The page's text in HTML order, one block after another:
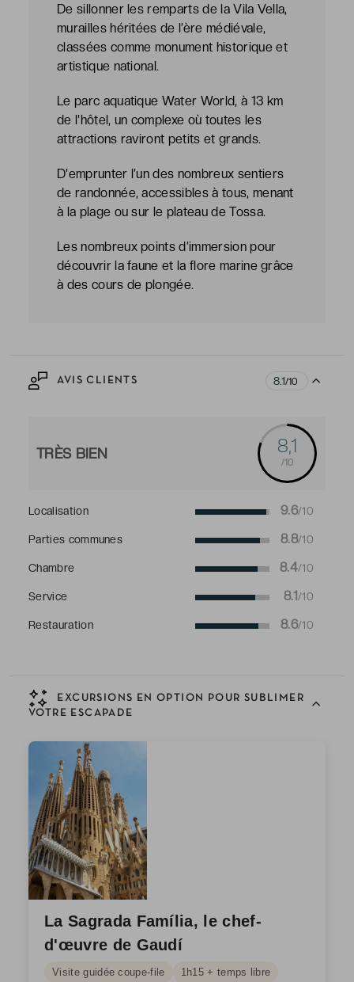
De sillonner les remparts de la Vila Vella,
murailles héritées de l’ère médiévale,
classées comme monument historique et
artistique national.
Le parc aquatique Water World, à 13 km
de l'hôtel, un complexe où toutes les
attractions raviront petits et grands.
D'emprunter l’un des nombreux sentiers
de randonnée, accessibles à tous, menant
à la plage ou sur le plateau de Tossa.
Les nombreux points d’immersion pour
découvrir la faune et la flore marine grâce
à des cours de plongée.
AVIS CLIENTS 8.1/10
TRÈS BIEN 8,1
/10
Localisation 9.6/10
Parties communes 8.8/10
Chambre 8.4/10
Service 8.1/10
Restauration 8.6/10
EXCURSIONS EN OPTION POUR SUBLIMER
VOTRE ESCAPADE
La Sagrada Família, le chef-
d'œuvre de Gaudí
Visite guidée coupe-file 1h15 + temps libre